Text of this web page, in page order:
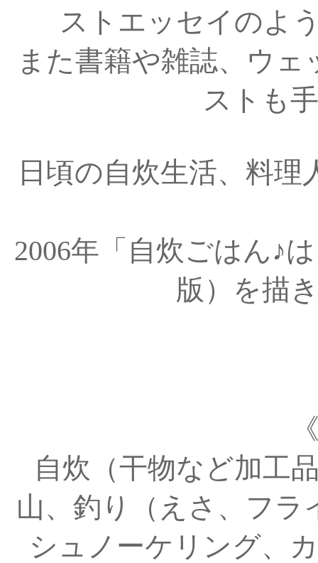
ストエッセイのよ
また書籍や雑誌、ウ
ストも
日頃の自炊生活、料
2006年「自炊ごはん♪
版）を描
自炊（干物など加工
山、釣り（えさ、フ
シュノーケリング、